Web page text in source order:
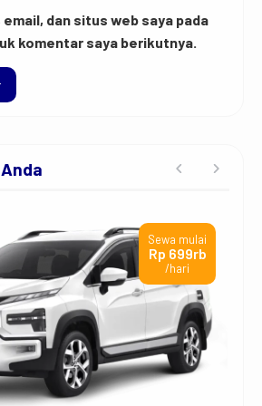
email, dan situs web saya pada
komentar saya berikutnya.
Sewa mulai
Rp 699rb
/hari